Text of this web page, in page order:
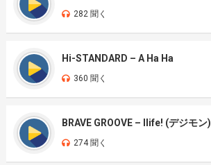
282 聞く
Hi-STANDARD – A Ha Ha
360 聞く
BRAVE GROOVE – Ilife! (デジモン)
274 聞く